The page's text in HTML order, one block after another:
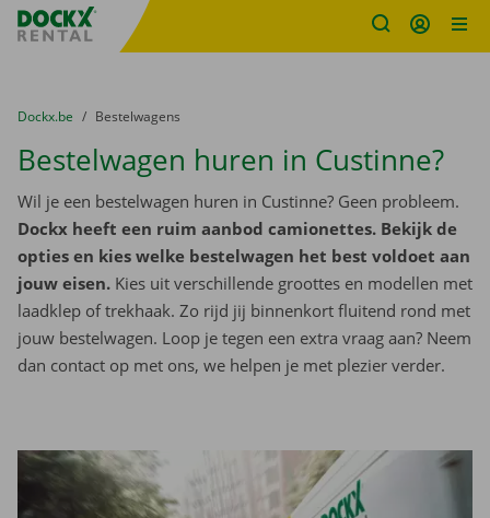
Fratello DEMO
U bevindt zich hier:
van
Dockx.be naar
Bestelwagens
Bestelwagen huren in Custinne?
Wil je een bestelwagen huren in Custinne? Geen probleem.
Dockx heeft een ruim aanbod camionettes. Bekijk de
opties en kies welke bestelwagen het best voldoet aan
jouw eisen. Kies uit verschillende groottes en modellen met
laadklep of trekhaak. Zo rijd jij binnenkort fluitend rond met
jouw bestelwagen. Loop je tegen een extra vraag aan? Neem
dan contact op met ons, we helpen je met plezier verder.